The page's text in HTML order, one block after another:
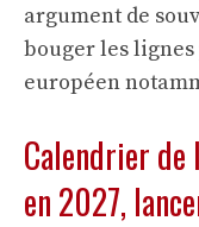
argument de
bouger les
européen
Calendrier de
en 2027,